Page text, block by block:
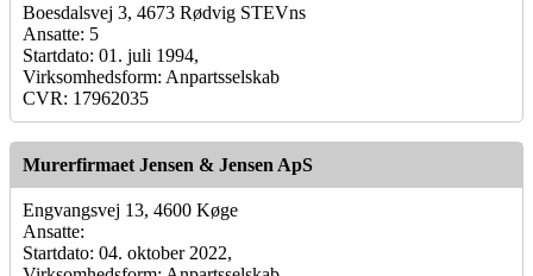
Boesdalsvej 3, 4673 Rødvig STEVns
Ansatte: 5
Startdato: 01. juli 1994,
Virksomhedsform: Anpartsselskab
CVR: 17962035
Murerfirmaet Jensen & Jensen ApS
Engvangsvej 13, 4600 Køge
Ansatte:
Startdato: 04. oktober 2022,